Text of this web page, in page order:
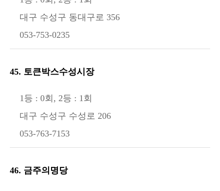
대구 수성구 동대구로 356
053-753-0235
45. 토큰박스수성시장
1등 : 0회, 2등 : 1회
대구 수성구 수성로 206
053-763-7153
46. 금주의명당